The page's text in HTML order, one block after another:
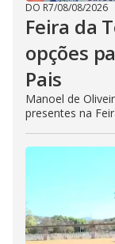
DO R7/08/08/2026
Feira da
opções
Pais
Manoel de
presentes na